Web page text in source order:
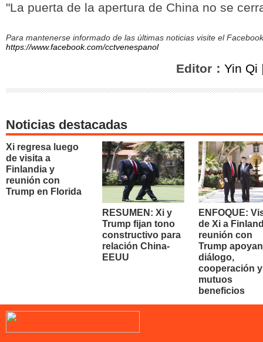
"La puerta de la apertura de China no se
Para mantenerse informado de las últimas noticias visite el
https://www.facebook.com/cctvenespanol
Editor： Yin Qi
Noticias destacadas
Xi regresa luego
de visita a
Finlandia y
reunión con
Trump en Florida
RESUMEN: Xi y
Trump fijan tono
constructivo para
relación China-
EEUU
ENFOQUE:
de Xi a
reunión con
Trump apoyan
diálogo,
cooperación y
mutuos
beneficios